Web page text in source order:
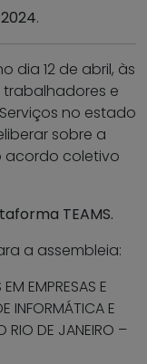
.
dia 12 de abril, às
trabalhadores e
no estado
sobre a
acordo coletivo
TEAMS.
a assembleia:
EMPRESAS E
INFORMÁTICA E
RIO DE JANEIRO –